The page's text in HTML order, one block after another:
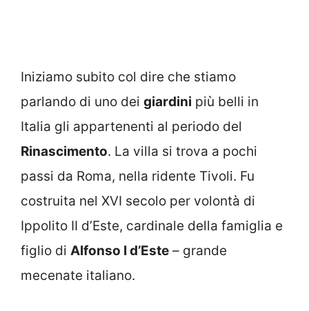
Iniziamo subito col dire che stiamo
parlando di uno dei giardini più belli in
Italia gli appartenenti al periodo del
Rinascimento. La villa si trova a pochi
passi da Roma, nella ridente Tivoli. Fu
costruita nel XVI secolo per volontà di
Ippolito II d’Este, cardinale della famiglia e
figlio di Alfonso I d’Este – grande
mecenate italiano.